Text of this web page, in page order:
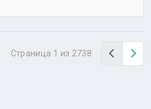
Страница 1 из 2738 Назад